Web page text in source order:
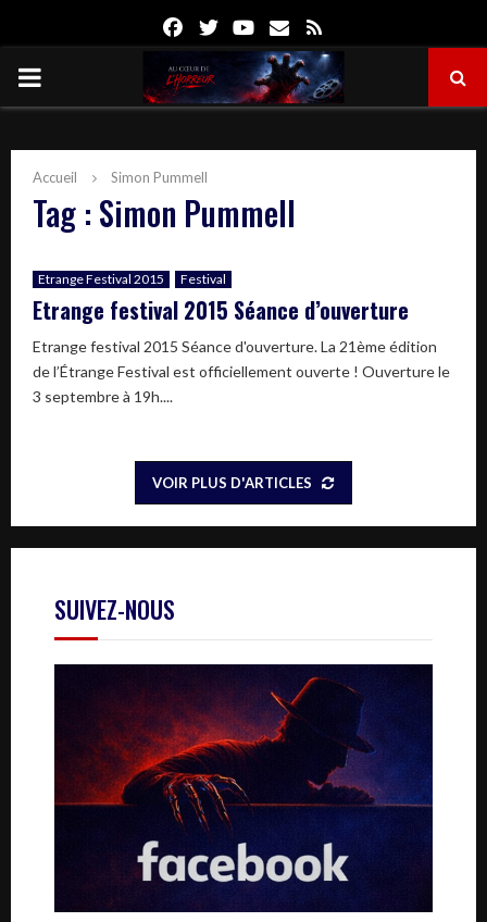
FacebookTwitterYoutube
Email
PRIMARY
Accueil Simon Pummell
Tag : Simon Pummell
Etrange Festival 2015 Festival
Etrange festival 2015 Séance d’ouverture
Etrange festival 2015 Séance d'ouverture. La 21ème édition
de l’Étrange Festival est officiellement ouverte ! Ouverture le
3 septembre à 19h....
VOIR PLUS D'ARTICLES
SUIVEZ-NOUS